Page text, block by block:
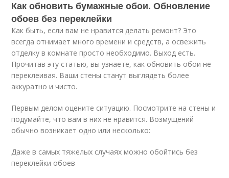
Как обновить бумажные обои. Обновление
обоев без переклейки
Как быть, если вам не нравится делать ремонт? Это
всегда отнимает много времени и средств, а освежить
отделку в комнате просто необходимо. Выход есть.
Прочитав эту статью, вы узнаете, как обновить обои не
переклеивая. Ваши стены станут выглядеть более
аккуратно и чисто.
Первым делом оцените ситуацию. Посмотрите на стены и
подумайте, что вам в них не нравится. Возмущений
обычно возникает одно или несколько:
Даже в самых тяжелых случаях можно обойтись без
переклейки обоев